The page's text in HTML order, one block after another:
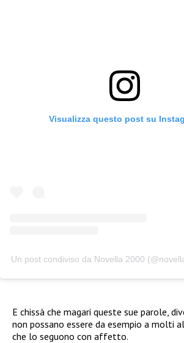
Visualizza questo post su
Un post condiviso da Novella 2000
E chissà che magari queste sue parole,
non possano essere da esempio a molti
che lo seguono con affetto.